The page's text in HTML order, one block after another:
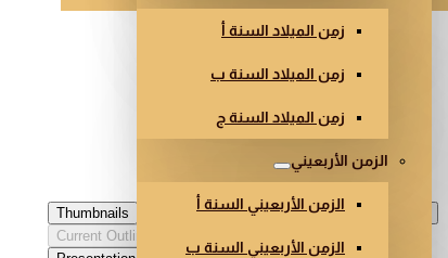
زمن الميلاد السنة أ
زمن الميلاد السنة ب
زمن الميلاد السنة ج
الزمن الأربعيني
الزمن الأربعيني السنة أ
الزمن الأربعيني السنة ب